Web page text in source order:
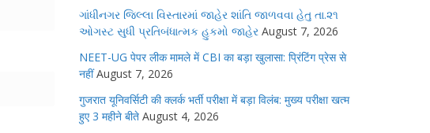
ગાંધીનગર જિલ્લા વિસ્તારમાં જાહેર શાંતિ જાળવવા હેતુ તા.૨૧
ઓગસ્ટ સુધી પ્રતિબંધાત્મક હુકમો જાહેર August 7, 2026
NEET-UG पेपर लीक मामले में CBI का बड़ा खुलासा: प्रिंटिंग प्रेस से
नहीं August 7, 2026
गुजरात यूनिवर्सिटी की क्लर्क भर्ती परीक्षा में बड़ा विलंब: मुख्य परीक्षा खत्म
हुए 3 महीने बीते August 4, 2026